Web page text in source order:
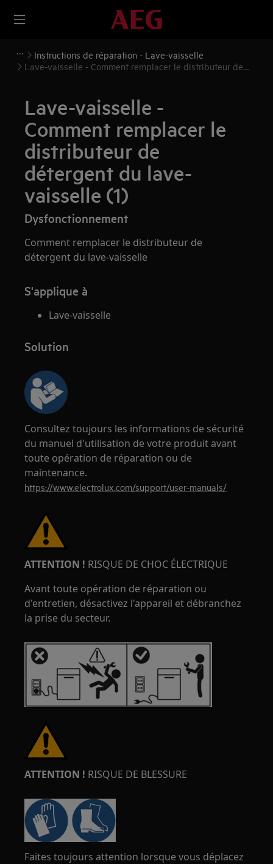
Instructions de réparation - Lave-vaisselle
Lave-vaisselle - Comment remplacer le distributeur de
Lave-vaisselle -
Comment remplacer le
distributeur de
détergent du lave-
vaisselle (1)
Dysfonctionnement
Comment remplacer le distributeur de
détergent du lave-vaisselle
S'applique à
Lave-vaisselle
Solution
Consultez toujours les informations de sécurité
du manuel d'utilisation de votre produit avant
toute opération de réparation ou de
maintenance.
https://www.electrolux.com/support/user-manuals/
ATTENTION ! RISQUE DE CHOC ÉLECTRIQUE
Avant toute opération de réparation ou
d'entretien, désactivez l'appareil et débranchez
la prise du secteur.
ATTENTION ! RISQUE DE BLESSURE
Faites toujours attention lorsque vous déplacez